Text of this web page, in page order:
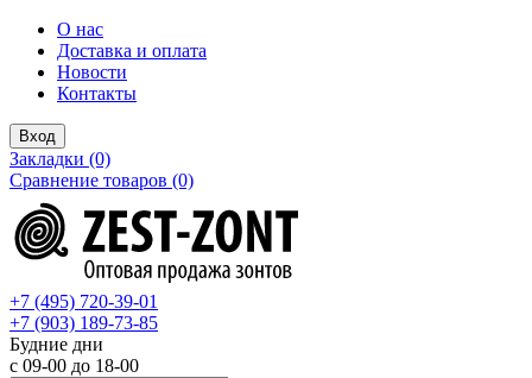
О нас
Доставка и оплата
Новости
Контакты
Вход
Закладки (0)
Сравнение товаров (0)
+7 (495) 720-39-01
+7 (903) 189-73-85
Будние дни
с 09-00 до 18-00